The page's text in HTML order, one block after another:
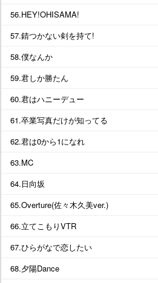
56.HEY!OHISAMA!
57.錆つかない剣を持て!
58.僕なんか
59.君しか勝たん
60.君はハニーデュー
61.卒業写真だけが知ってる
62.君は0から1になれ
63.MC
64.日向坂
65.Overture(佐々木久美ver.)
66.立てこもりVTR
67.ひらがなで恋したい
68.夕陽Dance